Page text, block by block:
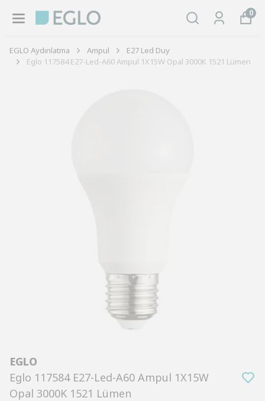
0
EGLO Aydınlatma Ampul
E27 Led Duy
Eglo 117584 E27-Led-A60 Ampul 1X15W Opal 3000K 1521 Lümen
EGLO
Eglo 117584 E27-Led-A60 Ampul 1X15W
Opal 3000K 1521 Lümen